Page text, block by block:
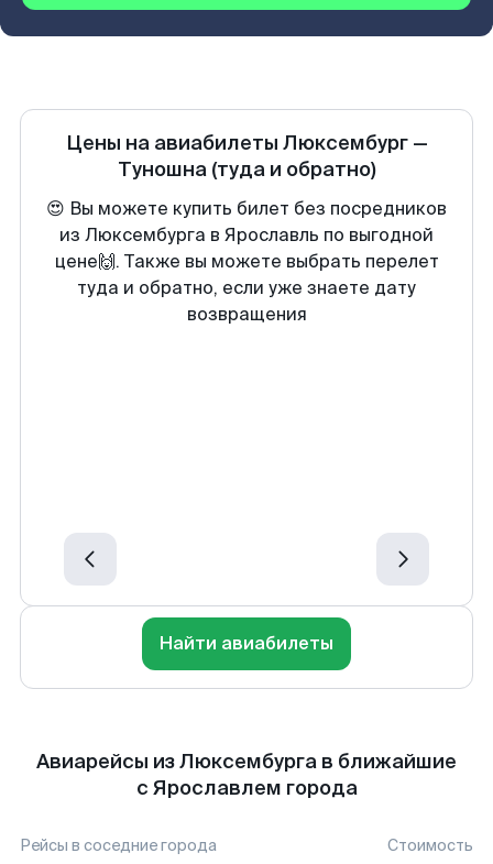
Цены на авиабилеты Люксембург—
Туношна (туда и обратно)
😍 Вы можете купить билет без посредников
из Люксембурга в Ярославль по выгодной
цене🙌. Также вы можете выбрать перелет
туда и обратно, если уже знаете дату
возвращения
Найти авиабилеты
Авиарейсы из Люксембурга в ближайшие
с Ярославлем города
Рейсы в соседние города Стоимость